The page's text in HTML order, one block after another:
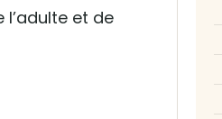
et de